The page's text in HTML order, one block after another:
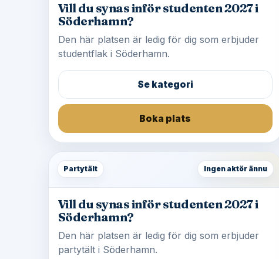
Vill du synas inför studenten 2027 i
Söderhamn?
Den här platsen är ledig för dig som erbjuder
studentflak i Söderhamn.
Se kategori
Boka plats
Partytält Ingen aktör ännu
Vill du synas inför studenten 2027 i
Söderhamn?
Den här platsen är ledig för dig som erbjuder
partytält i Söderhamn.